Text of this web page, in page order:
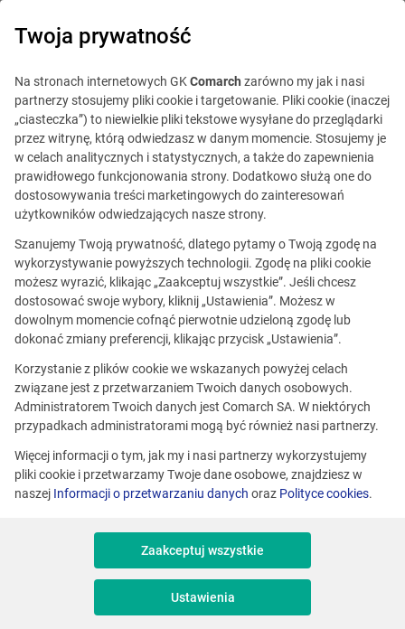
Ta oferta jest już
nieaktualna.
Zobacz podobne oferty
Różne lokalizacje
Twoja prywatność
Na stronach internetowych GKComarch zarówno my jak i nasi
partnerzy stosujemy pliki cookie i targetowanie. Pliki cookie (inaczej
„ciasteczka”) to niewielkie pliki tekstowe wysyłane do przeglądarki
przez witrynę, którą odwiedzasz w danym momencie. Stosujemy je
w celach analitycznych i statystycznych, a także do zapewnienia
prawidłowego funkcjonowania strony. Dodatkowo służą one do
dostosowywania treści marketingowych do zainteresowań
użytkowników odwiedzających nasze strony.
Szanujemy Twoją prywatność, dlatego pytamy o Twoją zgodę na
wykorzystywanie powyższych technologii. Zgodę na pliki cookie
możesz wyrazić, klikając „Zaakceptuj wszystkie”. Jeśli chcesz
dostosować swoje wybory, kliknij „Ustawienia”. Możesz w
dowolnym momencie cofnąć pierwotnie udzieloną zgodę lub
dokonać zmiany preferencji, klikając przycisk „Ustawienia”.
Korzystanie z plików cookie we wskazanych powyżej celach
związane jest z przetwarzaniem Twoich danych osobowych.
Administratorem Twoich danych jest Comarch SA. W niektórych
przypadkach administratorami mogą być również nasi partnerzy.
Więcej informacji o tym, jak my i nasi partnerzy wykorzystujemy
pliki cookie i przetwarzamy Twoje dane osobowe, znajdziesz w
naszej Informacji o przetwarzaniu danych oraz Polityce cookies.
Zaakceptuj wszystkie
Ustawienia